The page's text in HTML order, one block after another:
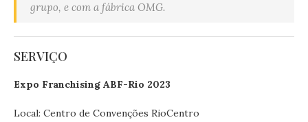
grupo, e com a fábrica OMG.
SERVIÇO
Expo Franchising ABF-Rio 2023
Local: Centro de Convenções RioCentro